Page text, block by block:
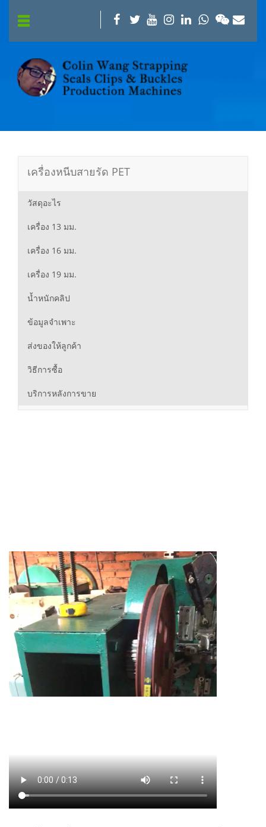
เครื่องหนีบสายรัด PET
วัสดุอะไร
เครื่อง 13 มม.
เครื่อง 16 มม.
เครื่อง 19 มม.
น้ำหนักคลิป
ข้อมูลจำเพาะ
ส่งของให้ลูกค้า
วิธีการซื้อ
บริการหลังการขาย